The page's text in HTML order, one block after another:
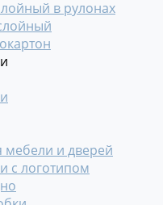
в рулонах
мебели и дверей
с логотипом